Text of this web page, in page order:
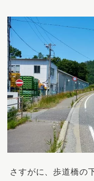
さすがに、歩道橋の